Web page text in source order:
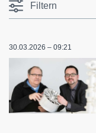
Filtern
30.03.2026 – 09:21